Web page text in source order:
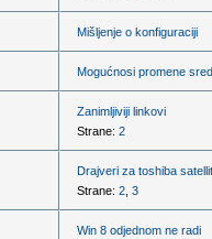
Mišljenje o konfiguraciji
Mogućnosi promene
Zanimljiviji linkovi
Strane: 2
Drajveri za toshiba
Strane: 2 3
Win 8 odjednom ne radi